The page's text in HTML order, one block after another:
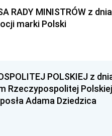
RADY MINISTRÓW z
marki Polski
POLSKIEJ z
Rzeczypospolitej
Adama Dziedzica